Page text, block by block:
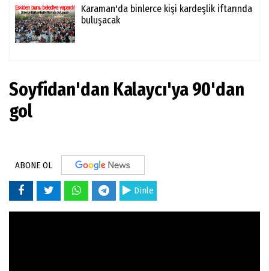
Karaman'da binlerce kişi kardeşlik iftarında
buluşacak
Soyfidan'dan Kalaycı'ya 90'dan
gol
ABONE OL
Dinle